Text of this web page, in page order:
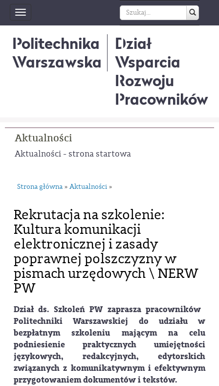
Toggle
navigation
Politechnika
Warszawska
Dział
Wsparcia
Rozwoju
Pracowników
Aktualności
Aktualności - strona startowa
Strona główna » Aktualności »
Rekrutacja na szkolenie:
Kultura komunikacji
elektronicznej i zasady
poprawnej polszczyzny w
pismach urzędowych \ NERW
PW
Dział ds. Szkoleń PW zaprasza pracowników
Politechniki Warszawskiej do udziału w
bezpłatnym szkoleniu mającym na celu
podniesienie praktycznych umiejętności
językowych, redakcyjnych, edytorskich
związanych z komunikatywnym i efektywnym
przygotowaniem dokumentów i tekstów.